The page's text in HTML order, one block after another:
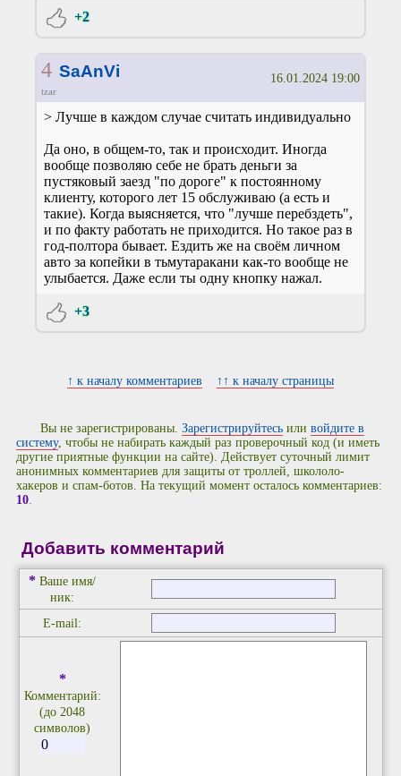
+2
4 SaAnVi
tzar
16.01.2024 19:00
> Лучше в каждом случае считать индивидуально
Да оно, в общем-то, так и происходит. Иногда
вообще позволяю себе не брать деньги за
пустяковый заезд "по дороге" к постоянному
клиенту, которого лет 15 обслуживаю (а есть и
такие). Когда выясняется, что "лучше перебздеть",
и по факту работать не приходится. Но такое раз в
год-полтора бывает. Ездить же на своём личном
авто за копейки в тьмутаракани как-то вообще не
улыбается. Даже если ты одну кнопку нажал.
+3
↑ к началу комментариев ↑↑ к началу страницы
Вы не зарегистрированы.Зарегистрируйтесь иливойдите в
систему, чтобы не набирать каждый раз проверочный код (и иметь
другие приятные функции на сайте). Действует суточный лимит
анонимных комментариев для защиты от троллей, школоло-
хакеров и спам-ботов. На текущий момент осталось комментариев:
10.
Добавить комментарий
* Ваше имя/
ник:
E-mail:
*
Комментарий:
(до 2048
символов)